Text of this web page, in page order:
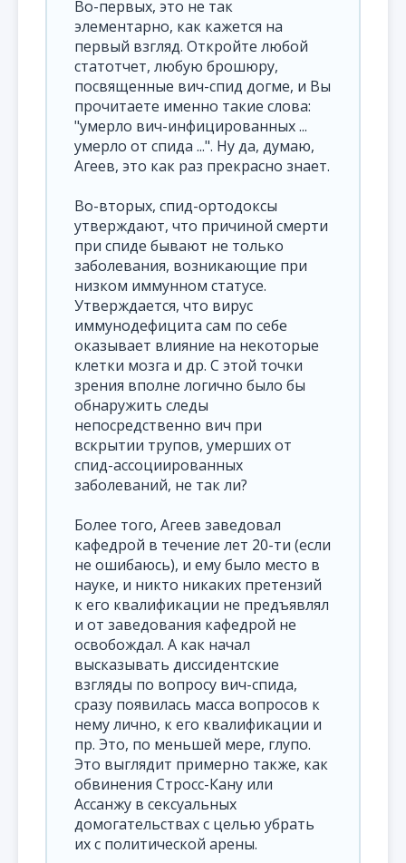
Во-первых, это не так
элементарно, как кажется на
первый взгляд. Откройте любой
статотчет, любую брошюру,
посвященные вич-спид догме, и Вы
прочитаете именно такие слова:
"умерло вич-инфицированных ...
умерло от спида ...". Ну да, думаю,
Агеев, это как раз прекрасно знает.
Во-вторых, спид-ортодоксы
утверждают, что причиной смерти
при спиде бывают не только
заболевания, возникающие при
низком иммунном статусе.
Утверждается, что вирус
иммунодефицита сам по себе
оказывает влияние на некоторые
клетки мозга и др. С этой точки
зрения вполне логично было бы
обнаружить следы
непосредственно вич при
вскрытии трупов, умерших от
спид-ассоциированных
заболеваний, не так ли?
Более того, Агеев заведовал
кафедрой в течение лет 20-ти (если
не ошибаюсь), и ему было место в
науке, и никто никаких претензий
к его квалификации не предъявлял
и от заведования кафедрой не
освобождал. А как начал
высказывать диссидентские
взгляды по вопросу вич-спида,
сразу появилась масса вопросов к
нему лично, к его квалификации и
пр. Это, по меньшей мере, глупо.
Это выглядит примерно также, как
обвинения Стросс-Кану или
Ассанжу в сексуальных
домогательствах с целью убрать
их с политической арены.